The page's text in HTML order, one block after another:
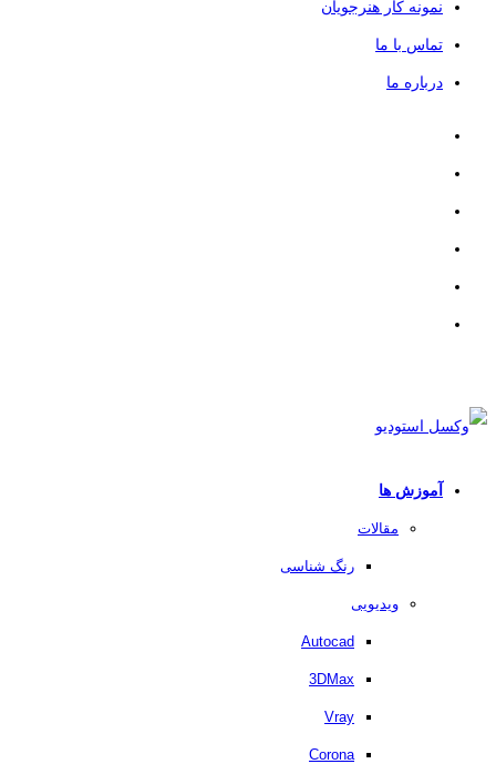
نمونه کار هنرجویان
تماس با ما
درباره ما
آموزش ها
مقالات
رنگ شناسی
ویدیویی
Autocad
3DMax
Vray
Corona